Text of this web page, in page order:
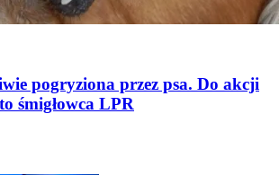
pogryziona przez psa. Do akcji
śmigłowca LPR